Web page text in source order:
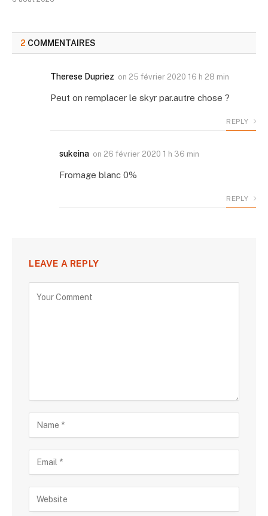
2 COMMENTAIRES
Therese Dupriez on 25 février 2020 16 h 28 min
Peut on remplacer le skyr par.autre chose ?
REPLY
sukeina on 26 février 2020 1 h 36 min
Fromage blanc 0%
REPLY
LEAVE A REPLY